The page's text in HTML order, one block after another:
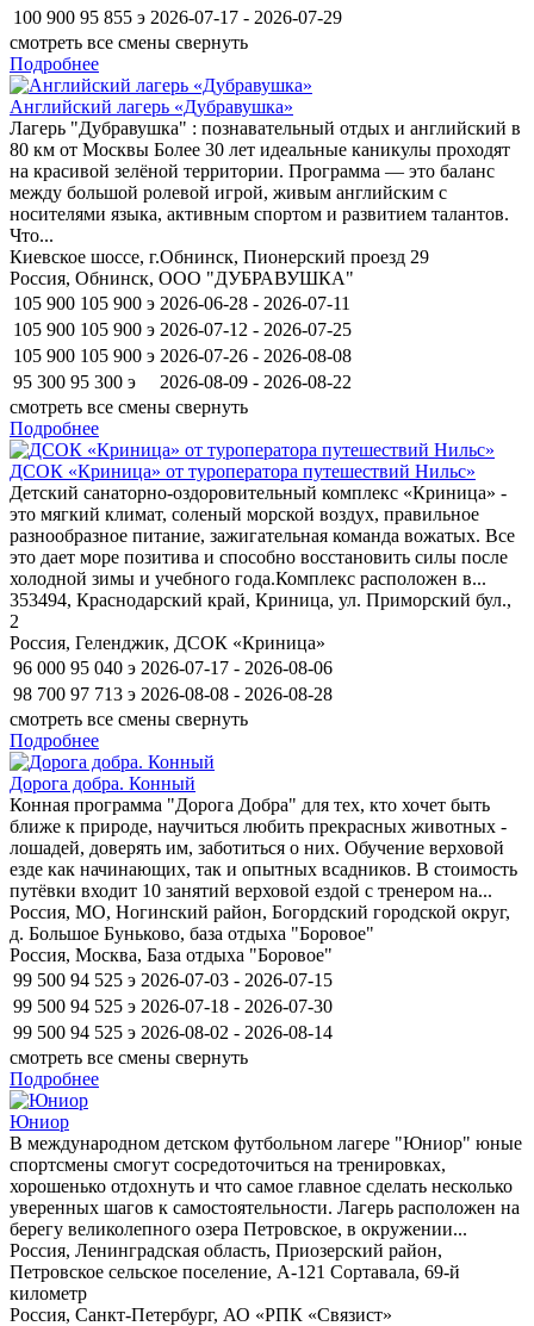
100 900 95 855 э 2026-07-17 - 2026-07-29
смотреть все смены свернуть
Подробнее
Английский лагерь «Дубравушка»
Лагерь "Дубравушка" : познавательный отдых и английский в
80 км от Москвы Более 30 лет идеальные каникулы проходят
на красивой зелёной территории. Программа — это баланс
между большой ролевой игрой, живым английским с
носителями языка, активным спортом и развитием талантов.
Что...
Киевское шоссе, г.Обнинск, Пионерский проезд 29
Россия, Обнинск, ООО "ДУБРАВУШКА"
105 900 105 900 э 2026-06-28 - 2026-07-11
105 900 105 900 э 2026-07-12 - 2026-07-25
105 900 105 900 э 2026-07-26 - 2026-08-08
95 300 95 300 э
2026-08-09 - 2026-08-22
смотреть все смены свернуть
Подробнее
ДСОК «Криница» от туроператора путешествий Нильс»
Детский санаторно-оздоровительный комплекс «Криница» -
это мягкий климат, соленый морской воздух, правильное
разнообразное питание, зажигательная команда вожатых. Все
это дает море позитива и способно восстановить силы после
холодной зимы и учебного года.Комплекс расположен в...
353494, Краснодарский край, Криница, ул. Приморский бул.,
2
Россия, Геленджик, ДСОК «Криница»
96 000 95 040 э 2026-07-17 - 2026-08-06
98 700 97 713 э 2026-08-08 - 2026-08-28
смотреть все смены свернуть
Подробнее
Дорога добра. Конный
Конная программа "Дорога Добра" для тех, кто хочет быть
ближе к природе, научиться любить прекрасных животных -
лошадей, доверять им, заботиться о них. Обучение верховой
езде как начинающих, так и опытных всадников. В стоимость
путёвки входит 10 занятий верховой ездой с тренером на...
Россия, МО, Ногинский район, Богордский городской округ,
д. Большое Буньково, база отдыха "Боровое"
Россия, Москва, База отдыха "Боровое"
99 500 94 525 э 2026-07-03 - 2026-07-15
99 500 94 525 э 2026-07-18 - 2026-07-30
99 500 94 525 э 2026-08-02 - 2026-08-14
смотреть все смены свернуть
Подробнее
Юниор
В международном детском футбольном лагере "Юниор" юные
спортсмены смогут сосредоточиться на тренировках,
хорошенько отдохнуть и что самое главное сделать несколько
уверенных шагов к самостоятельности. Лагерь расположен на
берегу великолепного озера Петровское, в окружении...
Россия, Ленинградская область, Приозерский район,
Петровское сельское поселение, А-121 Сортавала, 69-й
километр
Россия, Санкт-Петербург, АО «РПК «Связист»